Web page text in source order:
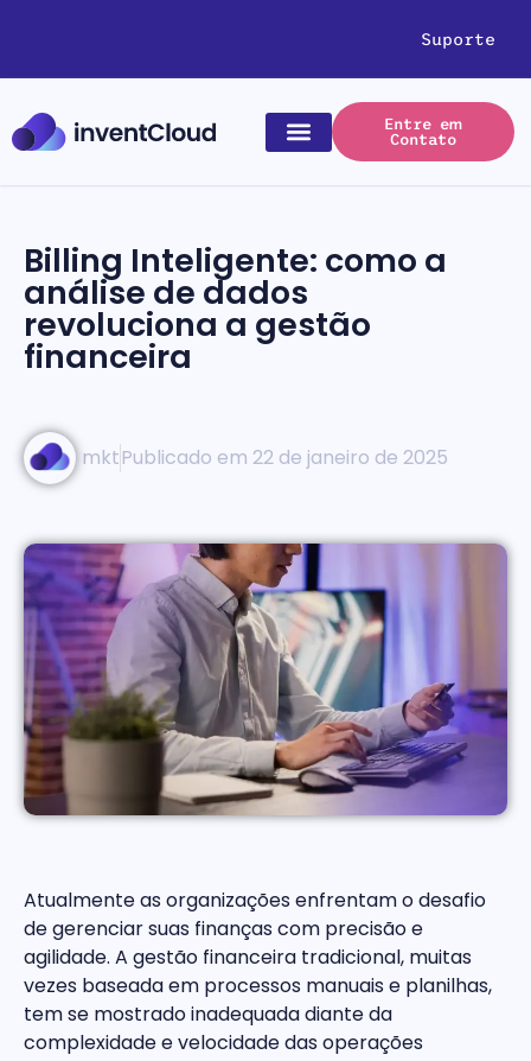
Suporte
Entre em
Contato
Billing Inteligente: como a
análise de dados
revoluciona a gestão
financeira
mktPublicado em 22 de janeiro de 2025
Atualmente as organizações enfrentam o desafio
de gerenciar suas finanças com precisão e
agilidade. A gestão financeira tradicional, muitas
vezes baseada em processos manuais e planilhas,
tem se mostrado inadequada diante da
complexidade e velocidade das operações